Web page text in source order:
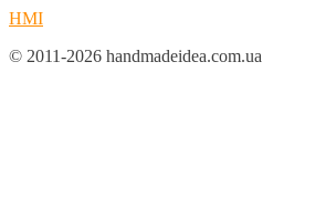
HMI
© 2011-2026 handmadeidea.com.ua